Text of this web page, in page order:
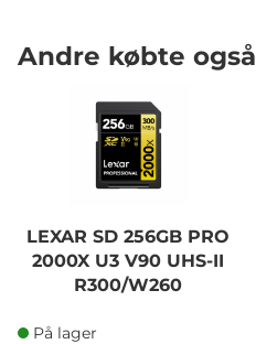
Andre købte også
LEXAR SD 256GB PRO
2000X U3 V90 UHS-II
R300/W260
På lager